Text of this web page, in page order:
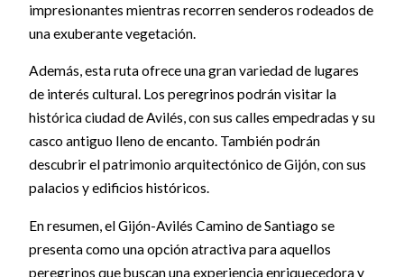
impresionantes mientras recorren senderos rodeados de
una exuberante vegetación.
Además, esta ruta ofrece una gran variedad de lugares
de interés cultural. Los peregrinos podrán visitar la
histórica ciudad de Avilés, con sus calles empedradas y su
casco antiguo lleno de encanto. También podrán
descubrir el patrimonio arquitectónico de Gijón, con sus
palacios y edificios históricos.
En resumen, el Gijón-Avilés Camino de Santiago se
presenta como una opción atractiva para aquellos
peregrinos que buscan una experiencia enriquecedora y